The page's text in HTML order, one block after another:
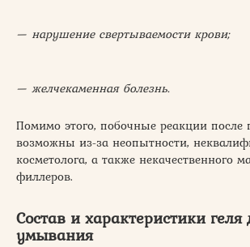
— нарушение свертываемости крови;
— желчекаменная болезнь.
Помимо этого, побочные реакции после
возможны из-за неопытности,
косметолога, а также некачественного
филлеров.
Состав и характеристики геля
умывания